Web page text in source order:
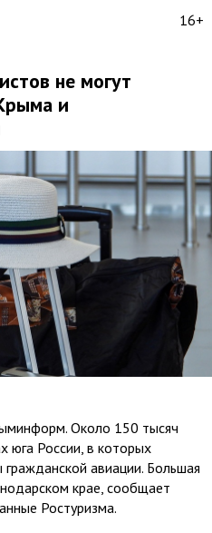
16+
не могут
и
Около 150 тысяч
юга России, в которых
авиации. Большая
крае, сообщает
Ростуризма.